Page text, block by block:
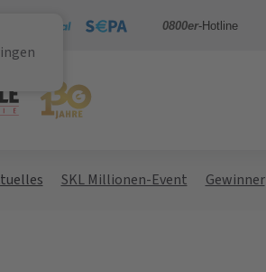
0800er-Hotline
SKL Millionen-Event Gewinner